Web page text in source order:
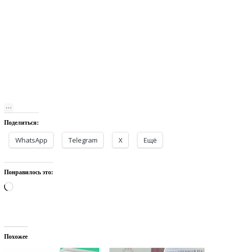
Поделиться:
WhatsApp Telegram X Ещё
Понравилось это:
Загрузка…
Похожее